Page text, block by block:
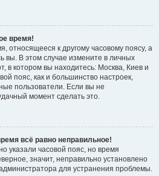
время!
относящееся к другому часовому поясу, а
вы. В этом случае измените в личных
в котором вы находитесь: Москва, Киев и
пояс, как и большинство настроек,
пользователи. Если вы не
момент сделать это.
всё равно неправильное!
указали часовой пояс, но время
значит, неправильно установлено
для устранения проблемы.